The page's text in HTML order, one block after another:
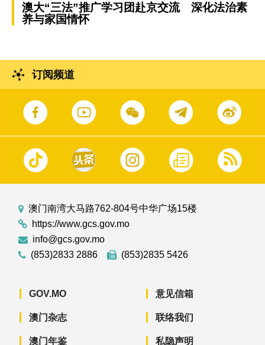
澳大“三法”推广学习团赴京交流 深化法治素
养与家国情怀
订阅频道
澳门南湾大马路762-804号中华广场15楼
https://www.gcs.gov.mo
info@gcs.gov.mo
(853)2833 2886
(853)2835 5426
GOV.MO
澳门杂志
澳门年鉴
意见信箱
联络我们
私隐声明